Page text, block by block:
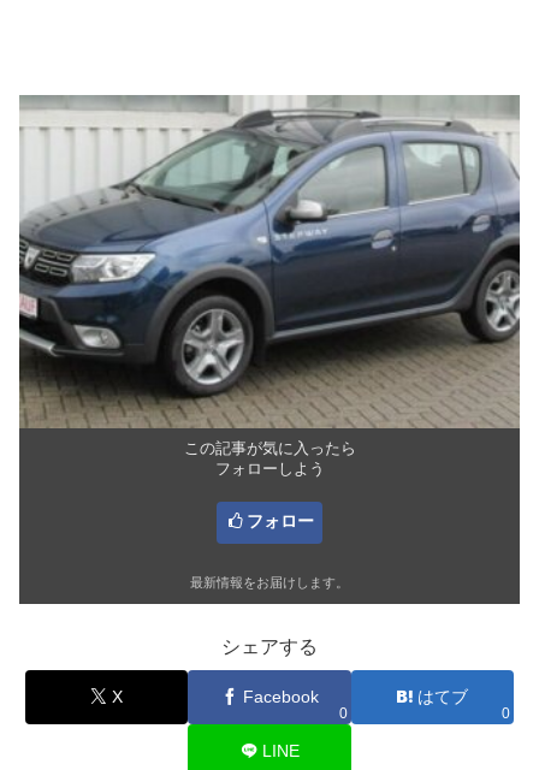
この記事が気に入ったら
フォローしよう
フォロー
最新情報をお届けします。
シェアする
X Facebook
0
はてブ
0
LINE